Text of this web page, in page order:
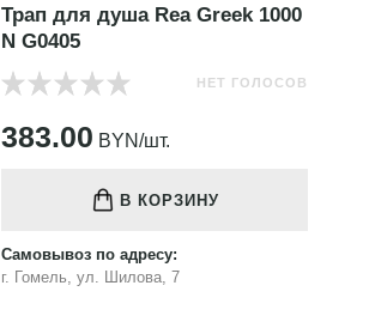
Трап для душа Rea Greek 1000
N G0405
НЕТ ГОЛОСОВ
383.00 BYN/шт.
В КОРЗИНУ
Самовывоз по адресу:
г. Гомель, ул. Шилова, 7